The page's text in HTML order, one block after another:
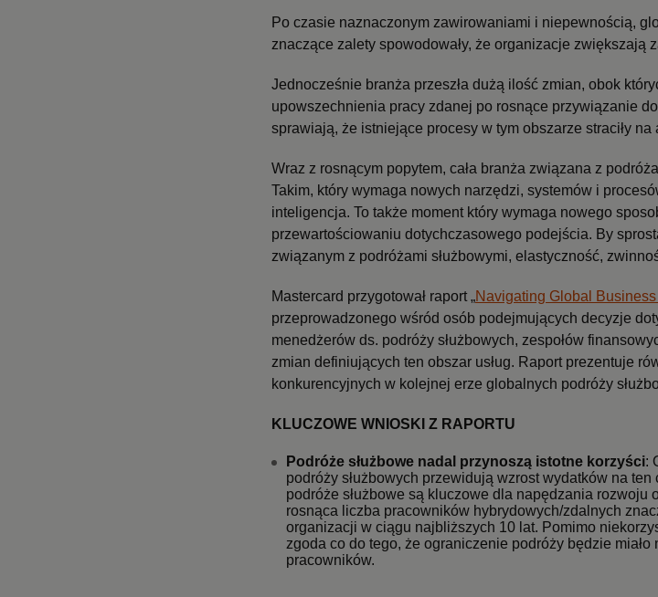
Po czasie naznaczonym zawirowaniami i niepewnością,
znaczące zalety spowodowały, że organizacje zwiększają
Jednocześnie branża przeszła dużą ilość zmian, obok
upowszechnienia pracy zdanej po rosnące przywiązanie
sprawiają, że istniejące procesy w tym obszarze straciły na
Wraz z rosnącym popytem, cała branża związana z
Takim, który wymaga nowych narzędzi, systemów i
inteligencja. To także moment który wymaga nowego
przewartościowaniu dotychczasowego podejścia. By
związanym z podróżami służbowymi, elastyczność,
Mastercard przygotował raport „Navigating Global Business
przeprowadzonego wśród osób podejmujących decyzje
menedżerów ds. podróży służbowych, zespołów
zmian definiujących ten obszar usług. Raport prezentuje
konkurencyjnych w kolejnej erze globalnych podróży
KLUCZOWE WNIOSKI Z RAPORTU
Podróże służbowe nadal przynoszą istotne korzyści:
podróży służbowych przewidują wzrost wydatków na
podróże służbowe są kluczowe dla napędzania
rosnąca liczba pracowników hybrydowych/zdalnych
organizacji w ciągu najbliższych 10 lat. Pomimo
zgoda co do tego, że ograniczenie podróży będzie
pracowników.